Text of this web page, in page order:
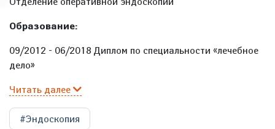
Образование:
09/2012 - 06/2018 Диплом по специальности «лечебное
дело»
Читать далее
#Эндоскопия